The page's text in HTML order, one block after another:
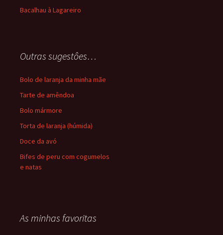
Bacalhau à Lagareiro
Outras sugestôes…
Bolo de laranja da minha mãe
Tarte de amêndoa
Bolo mármore
Torta de laranja (húmida)
Doce da avó
Bifes de peru com cogumelos
e natas
As minhas favoritas